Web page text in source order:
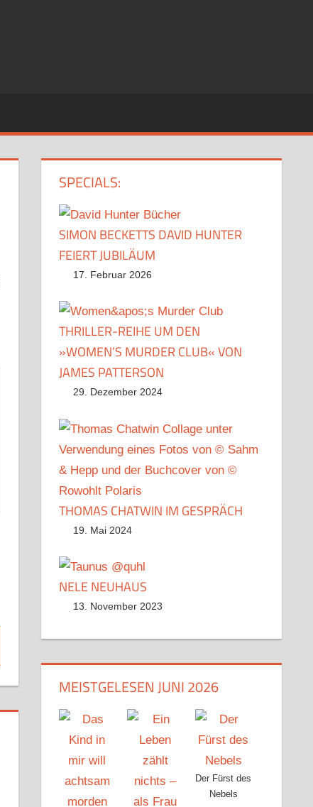
SPECIALS:
SIMON BECKETTS DAVID HUNTER
FEIERT JUBILÄUM
17. Februar 2026
THRILLER-REIHE UM DEN
»WOMEN’S MURDER CLUB« VON
JAMES PATTERSON
29. Dezember 2024
THOMAS CHATWIN IM GESPRÄCH
19. Mai 2024
NELE NEUHAUS
13. November 2023
MEISTGELESEN JUNI 2026
Der Fürst des
Nebels